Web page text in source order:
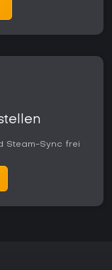
Steam-Sync frei